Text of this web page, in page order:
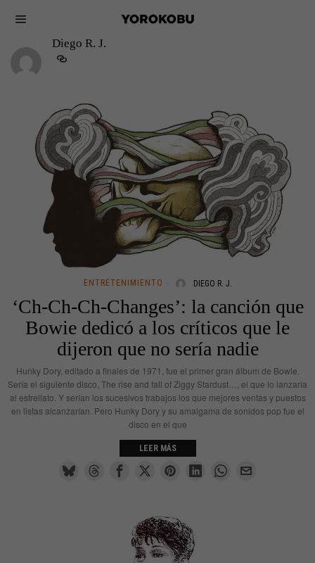
Diego R. J.
ENTRETENIMIENTO DIEGO R. J.
‘Ch-Ch-Ch-Changes’: la canción que
Bowie dedicó a los críticos que le
dijeron que no sería nadie
Hunky Dory, editado a finales de 1971, fue el primer gran álbum de Bowie.
Sería el siguiente disco, The rise and fall of Ziggy Stardust…, el que lo lanzaría
al estrellato. Y serían los sucesivos trabajos los que mejores ventas y puestos
en listas alcanzarían. Pero Hunky Dory y su amalgama de sonidos pop fue el
disco en el que
LEER MÁS